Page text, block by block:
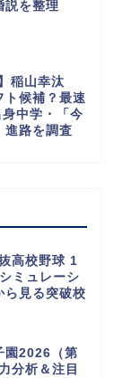
説を整理
稲山幸汰
ト候補？最速
中学・「今
進路を調査
高校野球 1
ミュレーシ
ら見る突破校
園2026（第
分析＆注目